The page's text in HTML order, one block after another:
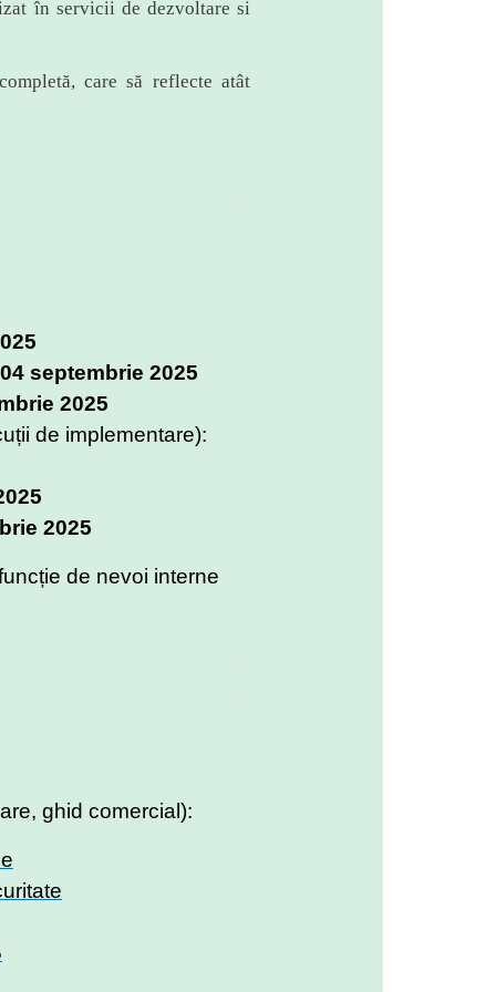
în servicii de dezvoltare si
care să reflecte atât
04 septembrie 2025
2025
de implementare):
2025
de nevoi interne
ghid comercial):